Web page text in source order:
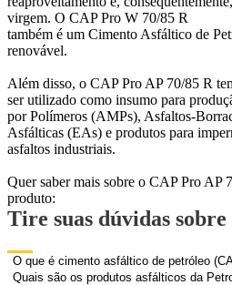
virgem. O CAP Pro W 70/85 R
também é um Cimento Asfáltico de
renovável.
Além disso, o CAP Pro AP 70/85 R
ser utilizado como insumo para
por Polímeros (AMPs), Asfaltos-
Asfálticas (EAs) e produtos para
asfaltos industriais.
Quer saber mais sobre o CAP Pro AP
produto:
Tire suas dúvidas
O que é cimento asfáltico de petróleo
Quais são os produtos asfálticos da